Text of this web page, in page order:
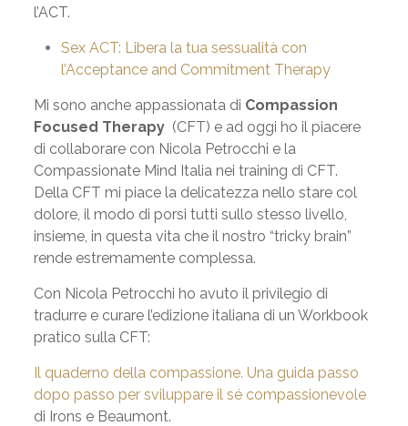
l’ACT.
Sex ACT: Libera la tua sessualità con
l’Acceptance and Commitment Therapy
Mi sono anche appassionata di Compassion
Focused Therapy (CFT) e ad oggi ho il piacere
di collaborare con Nicola Petrocchi e la
Compassionate Mind Italia nei training di CFT.
Della CFT mi piace la delicatezza nello stare col
dolore, il modo di porsi tutti sullo stesso livello,
insieme, in questa vita che il nostro “tricky brain”
rende estremamente complessa.
Con Nicola Petrocchi ho avuto il privilegio di
tradurre e curare l’edizione italiana di un Workbook
pratico sulla CFT:
Il quaderno della compassione. Una guida passo
dopo passo per sviluppare il sé compassionevole
di Irons e Beaumont.